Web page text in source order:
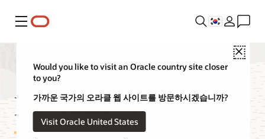
메뉴
Close
Would you like to visit an Oracle country site closer
to you?
가까운 국가의 오라클 웹 사이트를 방문하시겠습니까?
Visit Oracle United States
Big Data 플랫폼